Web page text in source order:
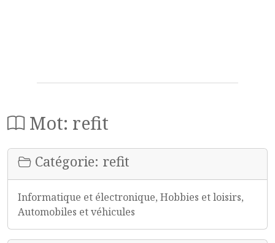
Mot: refit
Catégorie: refit
Informatique et électronique, Hobbies et loisirs,
Automobiles et véhicules